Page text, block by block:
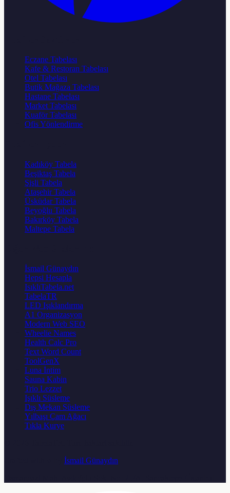
Eczane Tabelası
Kafe & Restoran Tabelası
Otel Tabelası
Butik Mağaza Tabelası
Hastane Tabelası
Market Tabelası
Kuaför Tabelası
Ofis Yönlendirme
Kadıköy Tabela
Beşiktaş Tabela
Şişli Tabela
Ataşehir Tabela
Üsküdar Tabela
Beyoğlu Tabela
Bakırköy Tabela
Maltepe Tabela
İsmail Günaydın
Hepsi Hesapla
IsıklıTabela.net
TabelaTR
LED Işıklandırma
A1 Organizasyon
Modern Web SEO
Wheelie Names
Health Calc Pro
Text Word Count
ToolGenX
Luna İntim
Sauna Kabin
Trio Lezzet
Işıklı Süsleme
Dış Mekan Süsleme
Yılbaşı Çam Ağacı
Tıkla Kurye
İsmail Günaydın